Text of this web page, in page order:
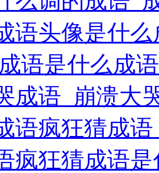
语头像是什
语是什么成
成语_崩溃大
语疯狂猜成
疯狂猜成语